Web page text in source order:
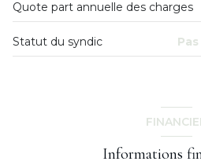
accès handicapé
dressing
Quote part annuelle des charges
Statut du syndic
Informations